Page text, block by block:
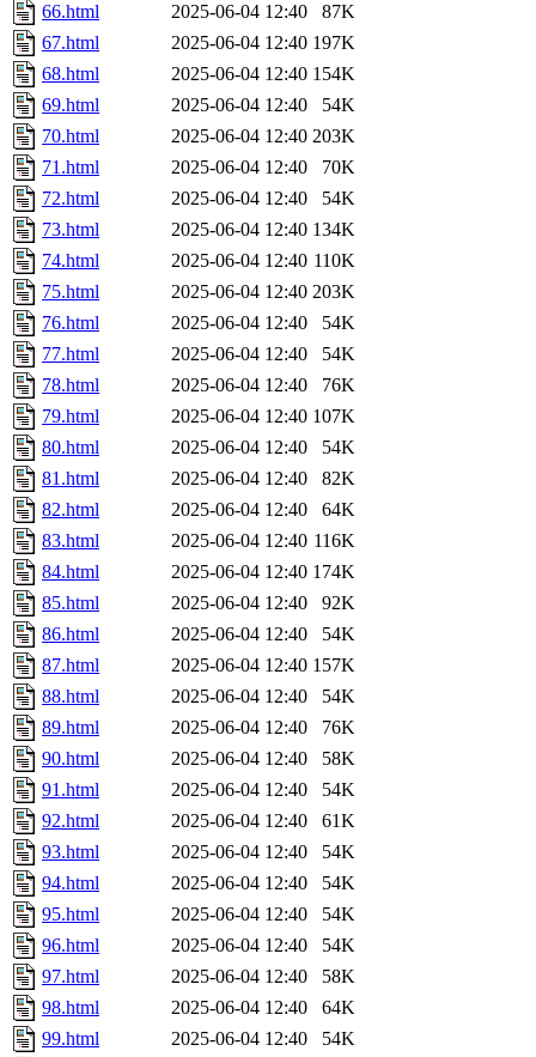
66.html
2025-06-04 12:40
87K
67.html
2025-06-04 12:40 197K
68.html
2025-06-04 12:40 154K
69.html
2025-06-04 12:40
54K
70.html
2025-06-04 12:40 203K
71.html
2025-06-04 12:40
70K
72.html
2025-06-04 12:40
54K
73.html
2025-06-04 12:40 134K
74.html
2025-06-04 12:40 110K
75.html
2025-06-04 12:40 203K
76.html
2025-06-04 12:40
54K
77.html
2025-06-04 12:40
54K
78.html
2025-06-04 12:40
76K
79.html
2025-06-04 12:40 107K
80.html
2025-06-04 12:40
54K
81.html
2025-06-04 12:40
82K
82.html
2025-06-04 12:40
64K
83.html
2025-06-04 12:40 116K
84.html
2025-06-04 12:40 174K
85.html
2025-06-04 12:40
92K
86.html
2025-06-04 12:40
54K
87.html
2025-06-04 12:40 157K
88.html
2025-06-04 12:40
54K
89.html
2025-06-04 12:40
76K
90.html
2025-06-04 12:40
58K
91.html
2025-06-04 12:40
54K
92.html
2025-06-04 12:40
61K
93.html
2025-06-04 12:40
54K
94.html
2025-06-04 12:40
54K
95.html
2025-06-04 12:40
54K
96.html
2025-06-04 12:40
54K
97.html
2025-06-04 12:40
58K
98.html
2025-06-04 12:40
64K
99.html
2025-06-04 12:40
54K